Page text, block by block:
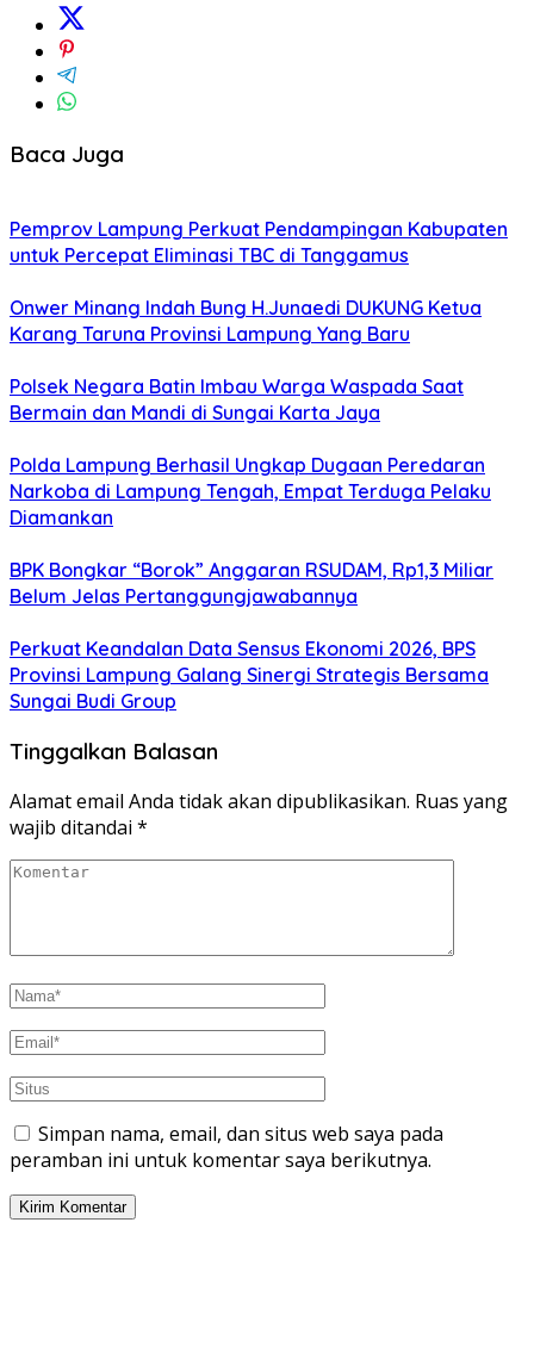
Baca Juga
Pemprov Lampung Perkuat Pendampingan Kabupaten
untuk Percepat Eliminasi TBC di Tanggamus
Onwer Minang Indah Bung H.Junaedi DUKUNG Ketua
Karang Taruna Provinsi Lampung Yang Baru
Polsek Negara Batin Imbau Warga Waspada Saat
Bermain dan Mandi di Sungai Karta Jaya
Polda Lampung Berhasil Ungkap Dugaan Peredaran
Narkoba di Lampung Tengah, Empat Terduga Pelaku
Diamankan
BPK Bongkar “Borok” Anggaran RSUDAM, Rp1,3 Miliar
Belum Jelas Pertanggungjawabannya
Perkuat Keandalan Data Sensus Ekonomi 2026, BPS
Provinsi Lampung Galang Sinergi Strategis Bersama
Sungai Budi Group
Tinggalkan Balasan
Alamat email Anda tidak akan dipublikasikan. Ruas yang
wajib ditandai *
Simpan nama, email, dan situs web saya pada
peramban ini untuk komentar saya berikutnya.